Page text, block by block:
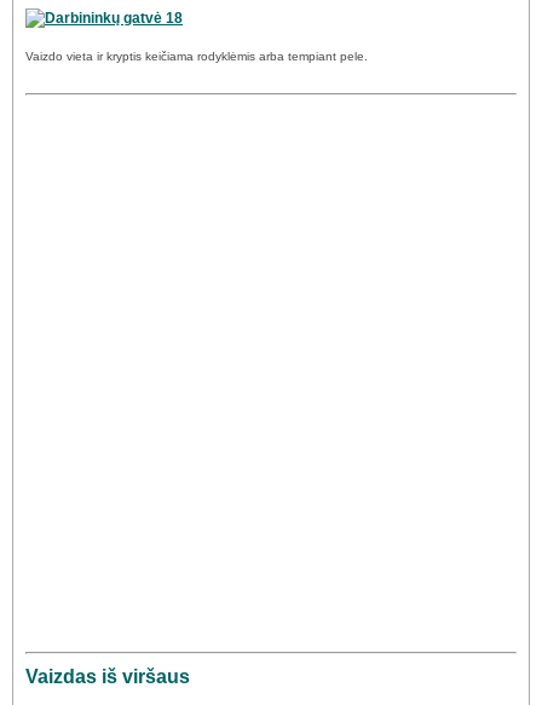
Vaizdo vieta ir kryptis keičiama rodyklėmis arba tempiant pele.
Vaizdas iš viršaus